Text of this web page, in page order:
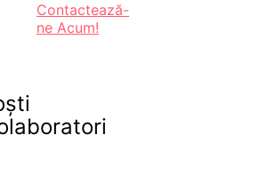
Contactează-
ne Acum!